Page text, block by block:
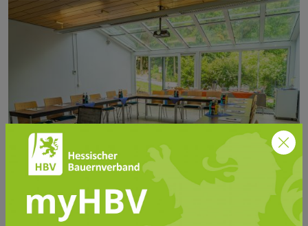
© HLH
Lebenslanges Lernen stand dabei schon immer im Mittelpunkt